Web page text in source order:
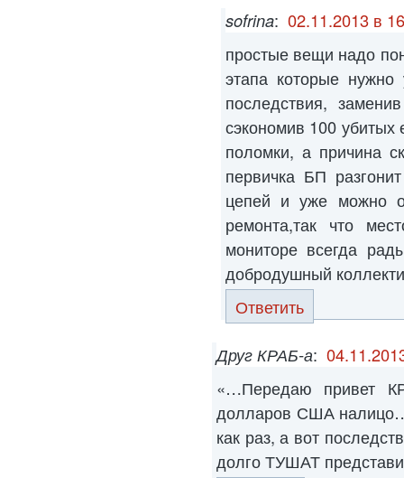
sofrina: 02.11.2013 в
простые вещи надо
этапа которые нужно
последствия,
сэкономив 100 убитых
поломки, а причина
первичка БП
цепей и уже можно
ремонта,так что
мониторе всегда
добродушный
Ответить
Друг КРАБ-а:
«…Передаю привет
долларов США
как раз, а вот
долго ТУШАТ